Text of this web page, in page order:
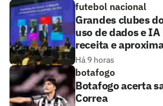
futebol nacional
Grandes clubes
uso de dados e
receita e
Há 9 horas
botafogo
Botafogo acerta
Correa